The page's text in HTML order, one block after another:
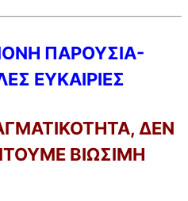
ΠΑΡΟΥΣΙΑ-
ΕΥΚΑΙΡΙΕΣ
ΔΕΝ
ΒΙΩΣΙΜΗ